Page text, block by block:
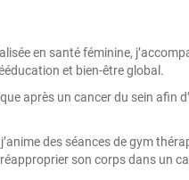
en santé féminine,
et bien-être global.
après un cancer du sein afin
des séances de gym
son corps dans un